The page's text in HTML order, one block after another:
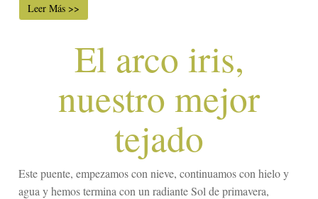
Leer Más >>
El arco iris,
nuestro mejor
tejado
Este puente, empezamos con nieve, continuamos con hielo y
agua y hemos termina con un radiante Sol de primavera,